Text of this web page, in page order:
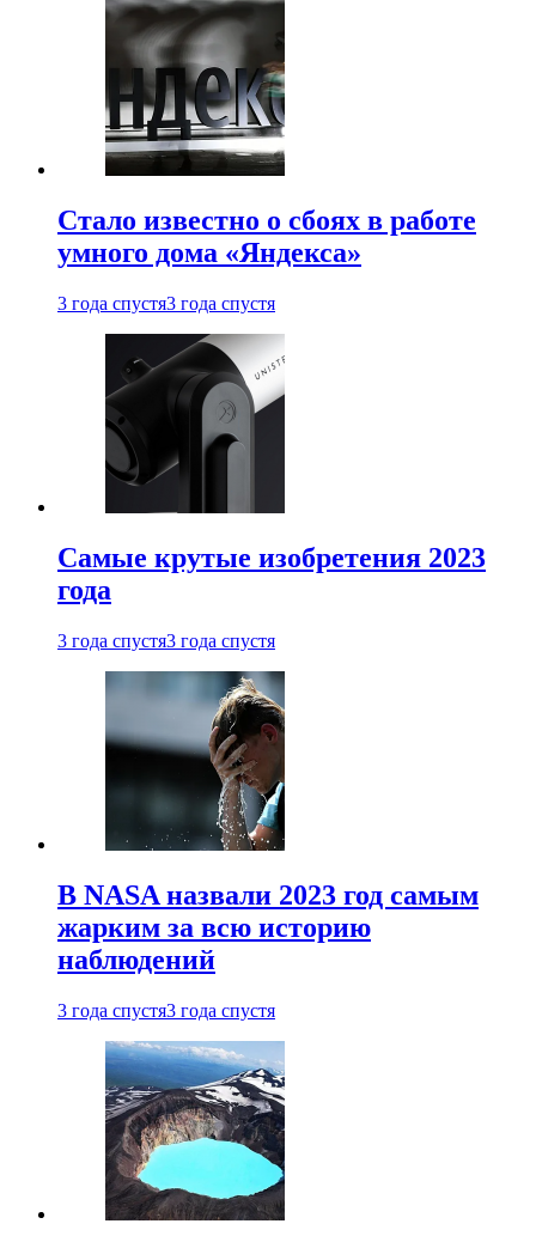
Стало известно о сбоях в работе
умного дома «Яндекса»
3 года спустя3 года спустя
Самые крутые изобретения 2023
года
3 года спустя3 года спустя
В NASA назвали 2023 год самым
жарким за всю историю
наблюдений
3 года спустя3 года спустя